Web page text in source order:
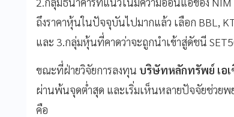
ถึงราคาหุ้นในปัจจุบันไปมากแล้ว เลือก BBL,
และ 3.กลุ่มหุ้นที่คาดว่าจะถูกนำเข้าสู่ดัชนี
ขณะที่ฝ่ายวิจัยการลงทุน บริษัทหลักทรัพย์ เอ
ผ่านพ้นจุดต่ำสุด และเริ่มเห็นหลายปัจจัยช่วย
คือ